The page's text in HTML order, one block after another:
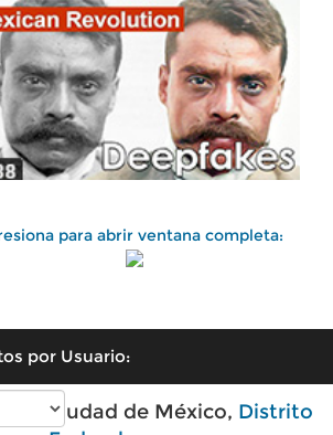
para abrir ventana completa:
por Usuario:
de Ciudad de México, Distrito